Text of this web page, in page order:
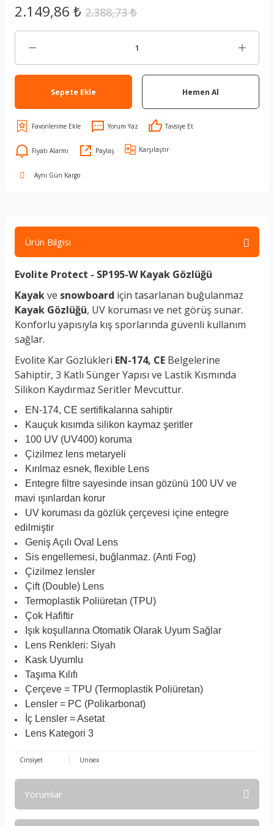
2.149,86 ₺ 2.388,73 ₺
Sepete Ekle Hemen Al
Yorum Yaz Tavsiye Et
Fiyatı Alarmı Paylaş Karşılaştır
Aynı Gün Kargo
Ürün Bilgisi
Evolite Protect - SP195-W Kayak Gözlüğü
Kayakve snowboard için tasarlanan buğulanmaz
Kayak Gözlüğü, UV koruması ve net görüş sunar.
Konforlu yapısıyla kış sporlarında güvenli kullanım
sağlar.
Evolite Kar Gözlükleri EN-174, CE Belgelerine
Sahiptir, 3 Katlı Sünger Yapısı ve Lastik Kısmında
Silikon Kaydırmaz Seritler Mevcuttur.
EN-174, CE sertifikalarına sahiptir
Kauçuk kısımda silikon kaymaz şeritler
100 UV (UV400) koruma
Çizilmez lens metaryeli
Kırılmaz esnek, flexible Lens
Entegre filtre sayesinde insan gözünü 100 UV ve
mavi ışınlardan korur
UV koruması da gözlük çerçevesi içine entegre
edilmiştir
Geniş Açılı Oval Lens
Sis engellemesi, buğlanmaz. (Anti Fog)
Çizilmez lensler
Çift (Double) Lens
Termoplastik Poliüretan (TPU)
Çok Hafiftir
Işık koşullarına Otomatik Olarak Uyum Sağlar
Lens Renkleri: Siyah
Kask Uyumlu
Taşıma Kılıfı
Çerçeve = TPU (Termoplastik Poliüretan)
Lensler = PC (Polikarbonat)
İç Lensler = Asetat
Lens Kategori 3
Cinsiyet : Unisex
Yorumlar